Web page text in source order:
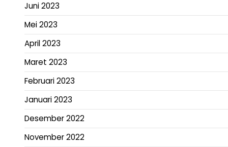
Juni 2023
Mei 2023
April 2023
Maret 2023
Februari 2023
Januari 2023
Desember 2022
November 2022